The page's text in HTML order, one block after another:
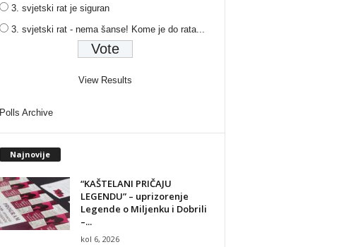
3. svjetski rat je siguran
3. svjetski rat - nema šanse! Kome je do rata...
View Results
Polls Archive
Najnovije
“KAŠTELANI PRIČAJU
LEGENDU” – uprizorenje
Legende o Miljenku i Dobrili
–...
kol 6, 2026